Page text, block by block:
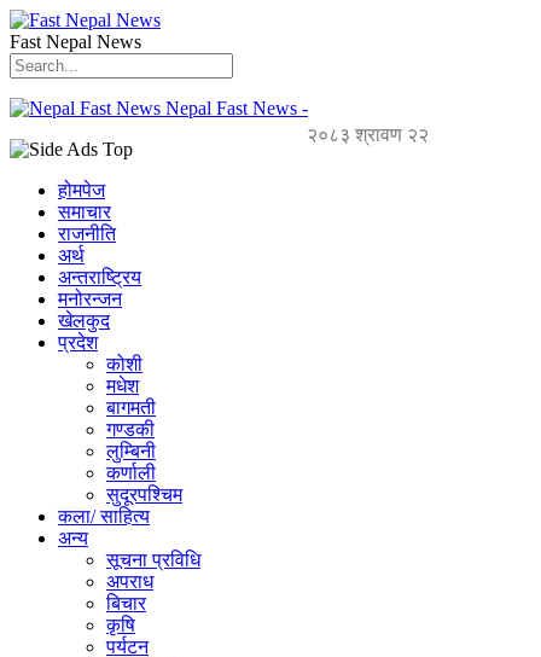
Fast Nepal News
Nepal Fast News -
२०८३ श्रावण २२
होमपेज
समाचार
राजनीति
अर्थ
अन्तराष्ट्रिय
मनोरन्जन
खेलकुद
प्रदेश
कोशी
मधेश
बागमती
गण्डकी
लुम्बिनी
कर्णाली
सुदूरपश्चिम
कला/ साहित्य
अन्य
सूचना प्रविधि
अपराध
बिचार
कृषि
पर्यटन